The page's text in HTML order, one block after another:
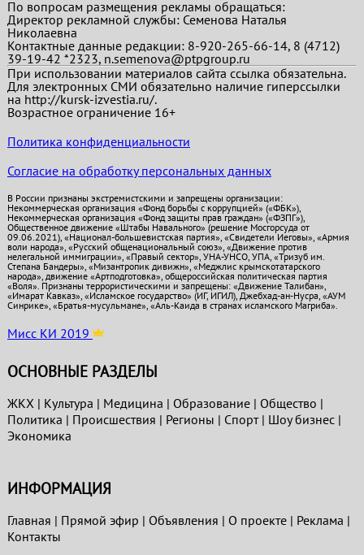
По вопросам размещения рекламы обращаться:
Директор рекламной службы: Семенова Наталья
Николаевна
Контактные данные редакции: 8-920-265-66-14, 8 (4712)
39-19-42 *2323, n.semenova@ptpgroup.ru
При использовании материалов сайта ссылка обязательна.
Для электронных СМИ обязательно наличие гиперссылки
на http://kursk-izvestia.ru/.
Возрастное ограничение 16+
Политика конфиденциальности
Согласие на обработку персональных данных
В России признаны экстремистскими и запрещены организации:
Некоммерческая организация «Фонд борьбы с коррупцией» («ФБК»),
Некоммерческая организация «Фонд защиты прав граждан» («ФЗПГ»),
Общественное движение «Штабы Навального» (решение Мосгорсуда от
09.06.2021), «Национал-большевистская партия», «Свидетели Иеговы», «Армия
воли народа», «Русский общенациональный союз», «Движение против
нелегальной иммиграции», «Правый сектор», УНА-УНСО, УПА, «Тризуб им.
Степана Бандеры», «Мизантропик дивижн», «Меджлис крымскотатарского
народа», движение «Артподготовка», общероссийская политическая партия
«Воля». Признаны террористическими и запрещены: «Движение Талибан»,
«Имарат Кавказ», «Исламское государство» (ИГ, ИГИЛ), Джебхад-ан-Нусра, «АУМ
Синрике», «Братья-мусульмане», «Аль-Каида в странах исламского Магриба».
Мисс КИ 2019
ОСНОВНЫЕ РАЗДЕЛЫ
ЖКХ| Культура | Медицина | Образование| Общество |
Политика | Проиcшествия | Регионы | Спорт| Шоу бизнес|
Экономика
ИНФОРМАЦИЯ
Главная | Прямой эфир | Объявления | О проекте| Реклама |
Контакты